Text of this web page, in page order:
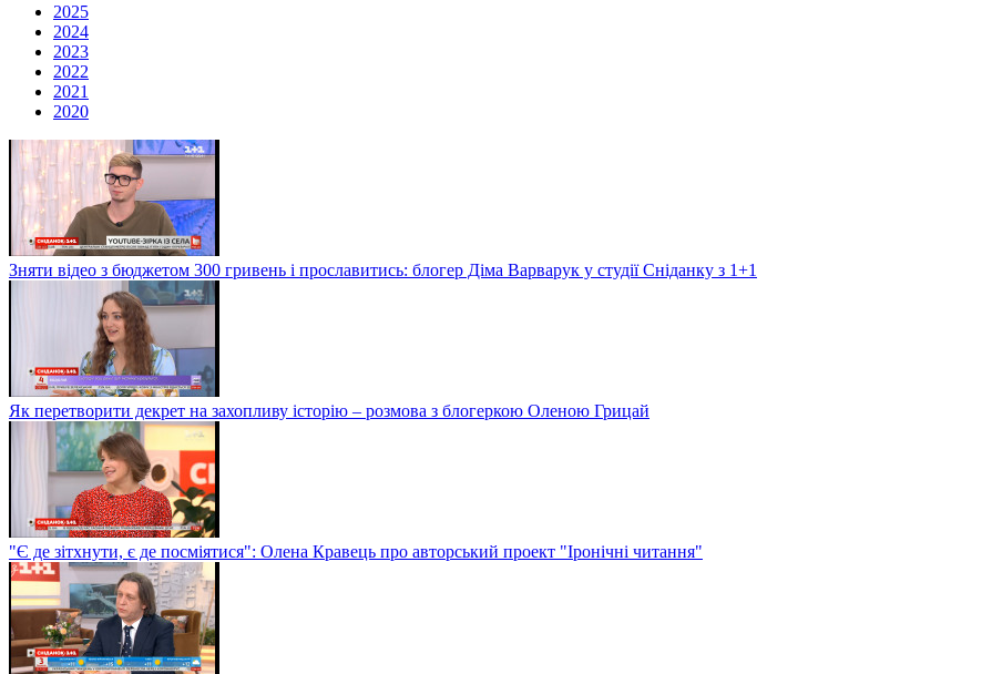
2025
2024
2023
2022
2021
2020
Зняти відео з бюджетом 300 гривень і прославитись: блогер Діма Варварук у студії Сніданку з 1+1
Як перетворити декрет на захопливу історію – розмова з блогеркою Оленою Грицай
"Є де зітхнути, є де посміятися": Олена Кравець про авторський проект "Іронічні читання"